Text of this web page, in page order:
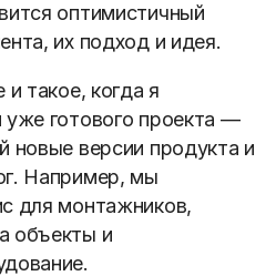
оптимистичный
их подход и идея.
такое, когда я
уже готового проекта —
новые версии продукта и
Например, мы
для монтажников,
объекты и